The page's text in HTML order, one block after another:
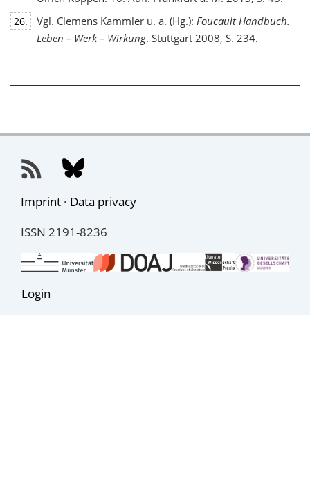
26. Vgl. Clemens Kammler u. a. (Hg.): Foucault Handbuch.
Leben – Werk – Wirkung. Stuttgart 2008, S. 234.
Imprint · Data privacy
ISSN 2191-8236
Login